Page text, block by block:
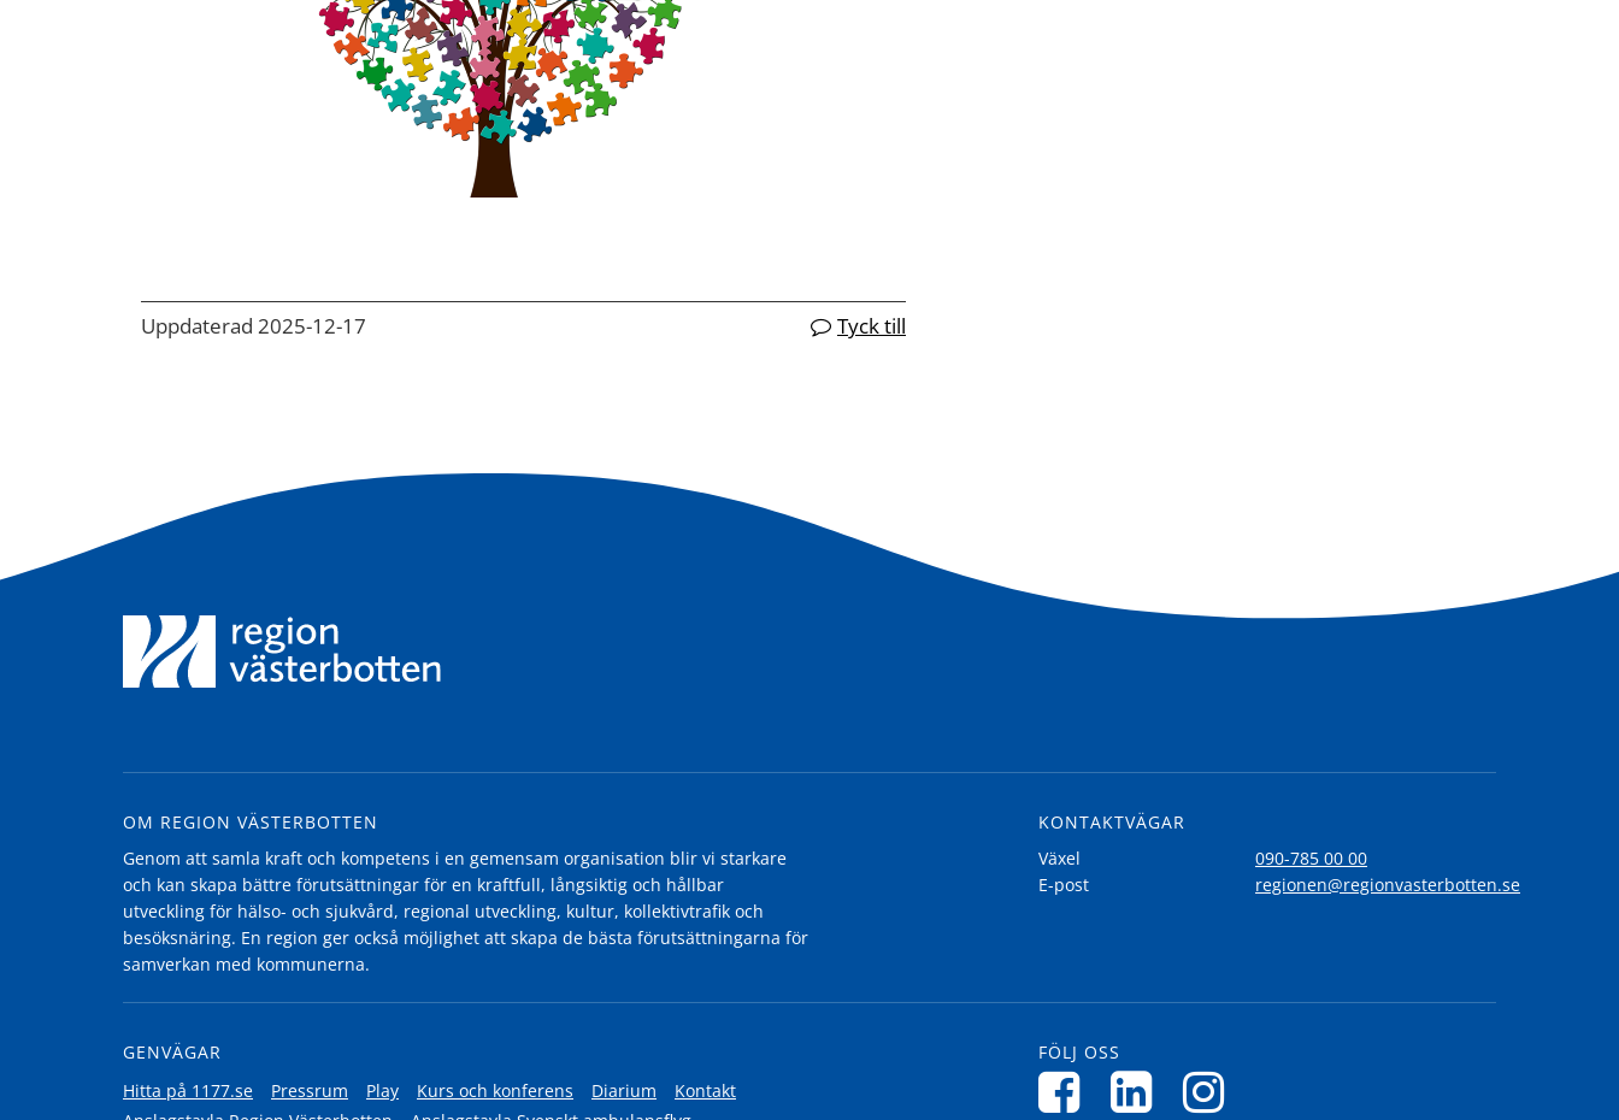
Uppdaterad 2025-12-17 Tyck till
OM REGION VÄSTERBOTTEN
Genom att samla kraft och kompetens i en gemensam organisation blir vi starkare
och kan skapa bättre förutsättningar för en kraftfull, långsiktig och hållbar
utveckling för hälso- och sjukvård, regional utveckling, kultur, kollektivtrafik och
besöksnäring. En region ger också möjlighet att skapa de bästa förutsättningarna för
samverkan med kommunerna.
KONTAKTVÄGAR
Växel
090-785 00 00
E-post
regionen@regionvasterbotten.se
GENVÄGAR
Hitta på 1177.se
Pressrum Play Kurs och konferens Diarium
Kontakt
FÖLJ OSS